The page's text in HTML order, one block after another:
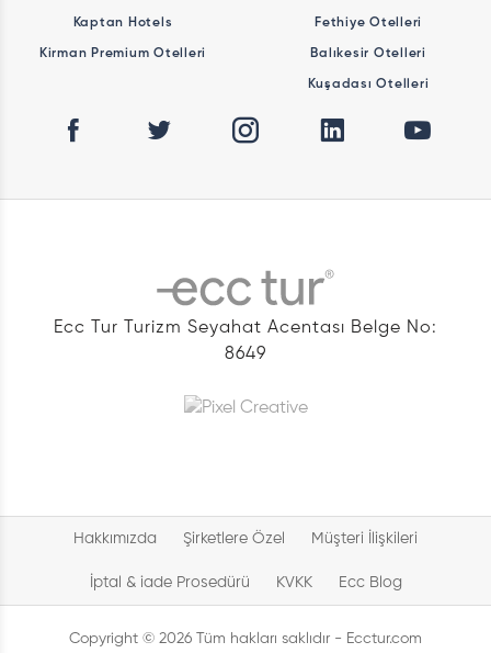
Kaptan Hotels
Kirman Premium Otelleri
Fethiye Otelleri
Balıkesir Otelleri
Kuşadası Otelleri
Ecc Tur Turizm Seyahat Acentası Belge No:
8649
Hakkımızda Şirketlere Özel Müşteri İlişkileri
İptal & iade Prosedürü KVKK Ecc Blog
Copyright © 2026 Tüm hakları saklıdır - Ecctur.com